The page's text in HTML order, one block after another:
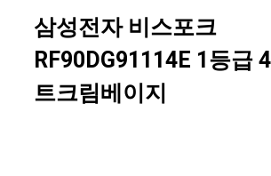
삼성전자 비스포크
RF90DG91114E 1등급
트크림베이지